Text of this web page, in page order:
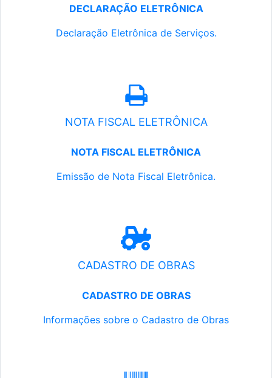
DECLARAÇÃO ELETRÔNICA
Declaração Eletrônica de Serviços.
NOTA FISCAL ELETRÔNICA
NOTA FISCAL ELETRÔNICA
Emissão de Nota Fiscal Eletrônica.
CADASTRO DE OBRAS
CADASTRO DE OBRAS
Informações sobre o Cadastro de Obras